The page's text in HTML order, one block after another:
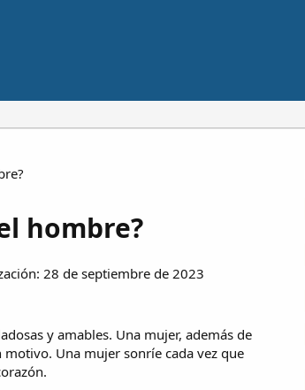
hombre?
28 de septiembre de 2023
y amables. Una mujer, además de
Una mujer sonríe cada vez que